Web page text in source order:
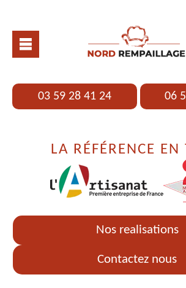
03 59 28 41 24 06
LA RÉFÉRENCE EN
Nos realisations
Contactez nous